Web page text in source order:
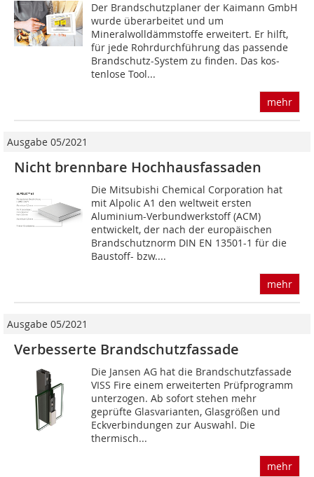
Der Brandschutzplaner der Kaimann GmbH
wurde überarbeitet und um
Mineralwolldämmstoffe erweitert. Er hilft,
für jede Rohrdurchführung das passende
Brandschutz-System zu finden. Das kos­
tenlose Tool...
mehr
Ausgabe 05/2021
Nicht brennbare Hochhausfassaden
Die Mitsubishi Chemical Corporation hat
mit Alpolic A1 den weltweit ersten
Aluminium-Verbundwerkstoff (ACM)
entwickelt, der nach der europäischen
Brandschutznorm DIN EN 13501-1 für die
Baustoff- bzw....
mehr
Ausgabe 05/2021
Verbesserte Brandschutzfassade
Die Jansen AG hat die Brandschutzfassade
VISS Fire einem erweiterten Prüfprogramm
unterzogen. Ab sofort stehen mehr
geprüfte Glasvarianten, Glasgrößen und
Eckverbindungen zur Auswahl. Die
thermisch...
mehr